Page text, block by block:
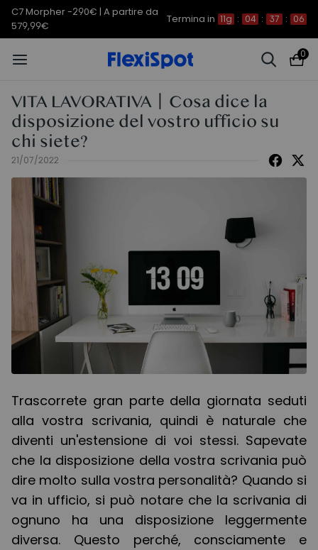
C7 Morpher -290€ | A partire da
579,99€
Termina in 11g : 04 : 37 : 05
0
VITA LAVORATIVA丨Cosa dice la
disposizione del vostro ufficio su
chi siete?
21/07/2022
Trascorrete gran parte della giornata seduti
alla vostra scrivania, quindi è naturale che
diventi un'estensione di voi stessi. Sapevate
che la disposizione della vostra scrivania può
dire molto sulla vostra personalità? Quando si
va in ufficio, si può notare che la scrivania di
ognuno ha una disposizione leggermente
diversa. Questo perché, consciamente e